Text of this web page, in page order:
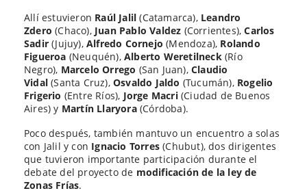
Allí estuvieron Raúl Jalil(Catamarca), Leandro
Zdero (Chaco), Juan Pablo Valdez (Corrientes),Carlos
Sadir(Jujuy),Alfredo Cornejo(Mendoza), Rolando
Figueroa (Neuquén),Alberto Weretilneck(Río
Negro), Marcelo Orrego (San Juan),Claudio
Vidal(Santa Cruz),Osvaldo Jaldo (Tucumán), Rogelio
Frigerio (Entre Ríos), Jorge Macri(Ciudad de Buenos
Aires) y Martín Llaryora(Córdoba).
Poco después, también mantuvo un encuentro a solas
con Jalil y con Ignacio Torres (Chubut), dos dirigentes
que tuvieron importante participación durante el
debate del proyecto de modificación de la ley de
Zonas Frías.